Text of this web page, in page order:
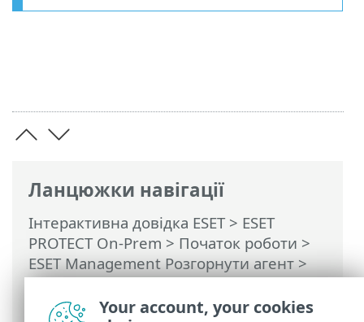
Ланцюжки навігації
Інтерактивна довідка ESET> ESET
PROTECT On-Prem > Початок роботи >
ESET Management Pозгорнути агент>
Віддалене розгортання>ESET Remote
Deployment Tool> Додавання
Your account, your cookies